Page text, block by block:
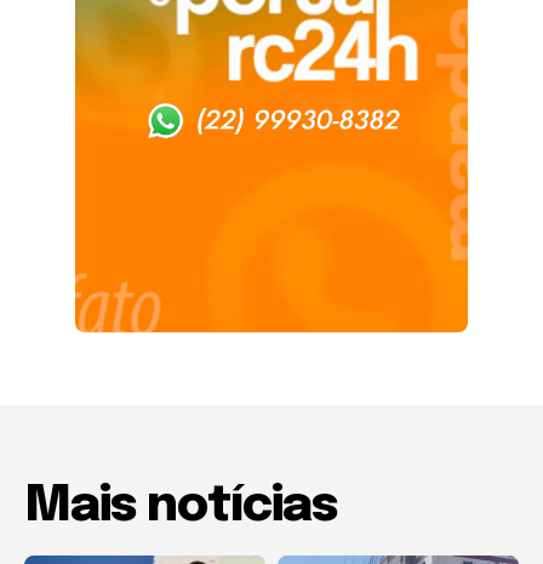
Mais notícias